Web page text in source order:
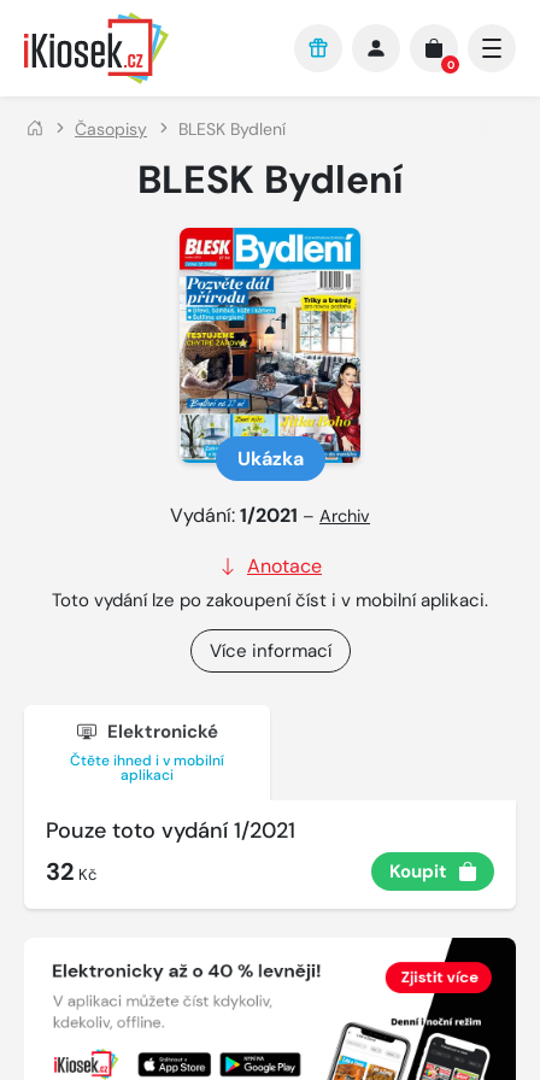
Přejít na hlavní obsah
0
Časopisy BLESK Bydlení
BLESK Bydlení
Ukázka
Vydání:1/2021 – Archiv
Anotace
Toto vydání lze po zakoupení číst i v mobilní aplikaci.
Více informací
Elektronické
Čtěte ihned i v mobilní
aplikaci
Pouze toto vydání 1/2021
32 Kč Koupit